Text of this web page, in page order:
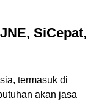
SiCepat,
termasuk di
akan jasa